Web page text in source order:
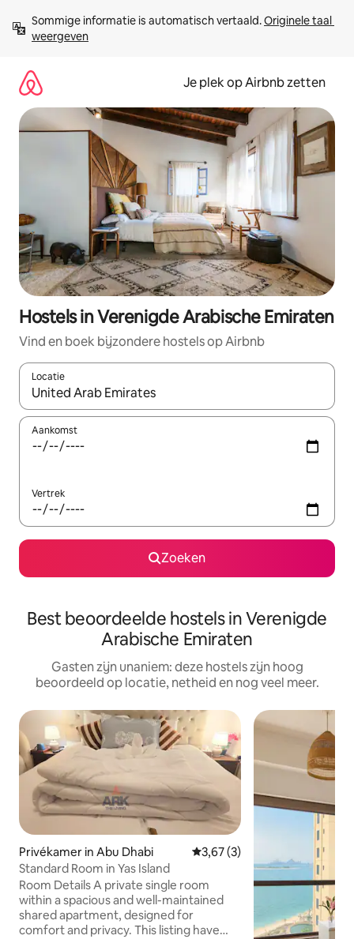
direct
naar
Sommige informatie is automatisch vertaald. Originele taal
weergeven
Je plek op Airbnb zetten
Hostels in Verenigde Arabische Emiraten
Vind en boek bijzondere hostels op Airbnb
Locatie
Wanneer er resultaten beschikbaar zijn, maak je een keuze
Aankomst
Vertrek
Zoeken
Best beoordeelde hostels in Verenigde
Arabische Emiraten
Gasten zijn unaniem: deze hostels zijn hoog
beoordeeld op locatie, netheid en nog veel meer.
Privékamer in Abu Dhabi Gemiddelde beoordeling van
3,67 (3)
Standard Room in Yas Island
Room Details A private single room
within a spacious and well-maintained
shared apartment, designed for
comfort and privacy. This listing have